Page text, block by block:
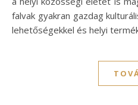
falvak gyakran gazdag
lehetőségekkel és helyi